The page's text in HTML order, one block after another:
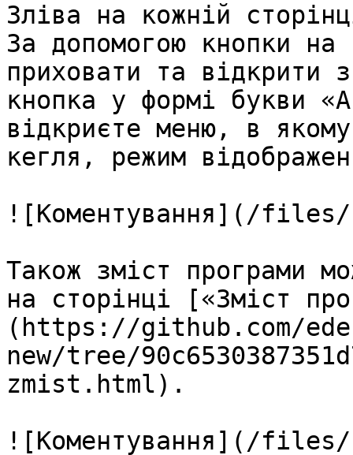
Зліва на кожній
За допомогою кнопки
приховати та відкрити
кнопка у формі букви
відкриєте меню, в
кегля, режим
![Коментування](/files/-
Також зміст програми
на сторінці [«Зміст
(https://github.com/
new/tree/
zmist.html).
![Коментування](/files/-